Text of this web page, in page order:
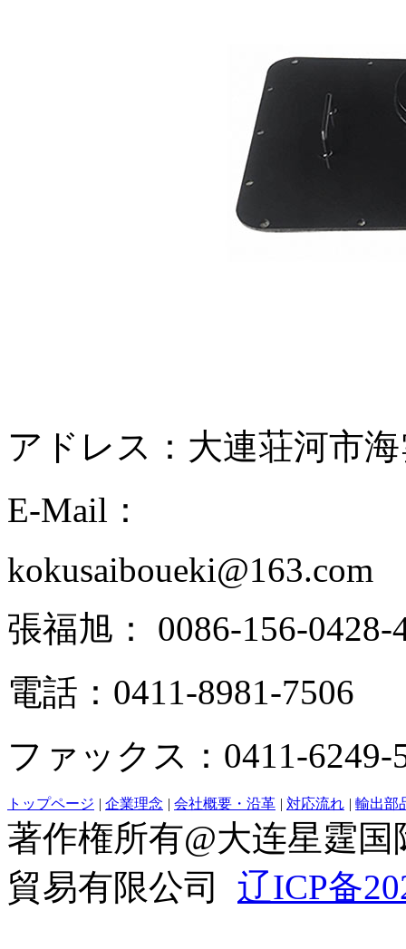
アドレス：大連荘河市
E-Mail：
kokusaiboueki@163.com
張福旭： 0086-156-0428-
電話：0411-8981-7506
ファックス：0411-6249-
トップページ | 企業理念 | 会社概要・沿革 | 対応流れ | 輸出部
著作権所有@大连星霆
貿易有限公司 辽ICP备